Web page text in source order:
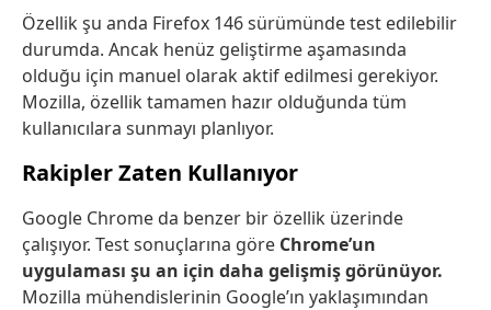
Özellik şu anda Firefox 146 sürümünde test edilebilir
durumda. Ancak henüz geliştirme aşamasında
olduğu için manuel olarak aktif edilmesi gerekiyor.
Mozilla, özellik tamamen hazır olduğunda tüm
kullanıcılara sunmayı planlıyor.
Rakipler Zaten Kullanıyor
Google Chrome da benzer bir özellik üzerinde
çalışıyor. Test sonuçlarına göre Chrome’un
uygulaması şu an için daha gelişmiş görünüyor.
Mozilla mühendislerinin Google’ın yaklaşımından